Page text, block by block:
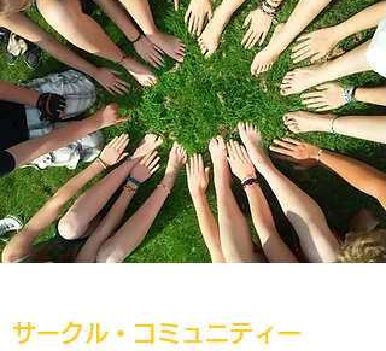
サークル・コミュニティー